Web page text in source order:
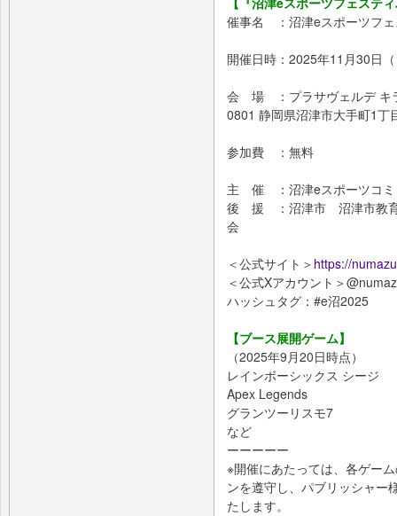
催事名 ：沼津eスポーツフ
開催日時：2025年11月30日
会 場 ：プラサヴェルデ キ
0801 静岡県沼津市大手町1丁
参加費 ：無料
主 催 ：沼津eスポーツコミ
後 援 ：沼津市 沼津市教育
会
＜公式サイト＞ https://
＜公式Xアカウント＞
ハッシュタグ：#e沼2025
【ブース展開ゲーム】
（2025年9月20日時点）
レインボーシックス シージ
Apex Legends
グランツーリスモ7
など
ーーーーー
※開催にあたっては、各ゲー
ンを遵守し、パブリッシャー
たします。